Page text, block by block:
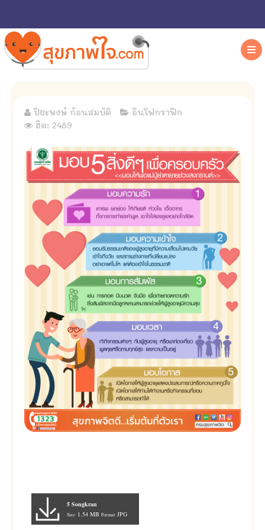
ปิยะพงษ์ ก้อนสมบัติ
อินโฟกราฟิก
ฮิต: 2489
5 Songkran
Size: 1.54 MB Format: JPG